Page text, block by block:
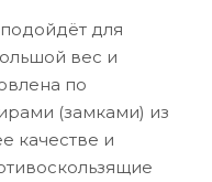
для
вес и
по
(замками) из
качестве и